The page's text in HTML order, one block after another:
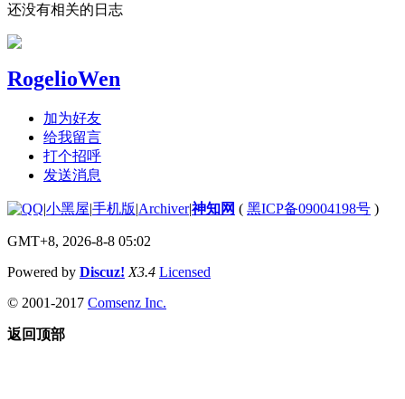
还没有相关的日志
RogelioWen
加为好友
给我留言
打个招呼
发送消息
|小黑屋|手机版|Archiver|神知网 ( 黑ICP备09004198号 )
GMT+8, 2026-8-8 05:02
Powered by Discuz! X3.4 Licensed
© 2001-2017 Comsenz Inc.
返回顶部